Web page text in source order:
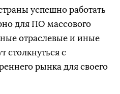
успешно работать
для ПО массового
отраслевые и иные
столкнуться с
рынка для своего